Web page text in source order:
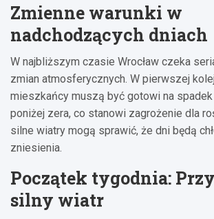
Zmienne warunki w
nadchodzących dniach
W najbliższym czasie Wrocław czeka
zmian atmosferycznych. W pierwszej
mieszkańcy muszą być gotowi na
poniżej zera, co stanowi zagrożenie dla
silne wiatry mogą sprawić, że dni będą
zniesienia.
Początek tygodnia:
silny wiatr